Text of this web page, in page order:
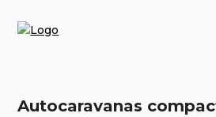
Autocaravanas